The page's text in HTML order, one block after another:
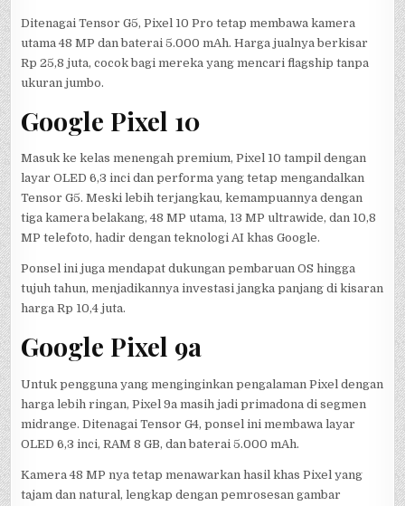
Ditenagai Tensor G5, Pixel 10 Pro tetap membawa kamera
utama 48 MP dan baterai 5.000 mAh. Harga jualnya berkisar
Rp 25,8 juta, cocok bagi mereka yang mencari flagship tanpa
ukuran jumbo.
Google Pixel 10
Masuk ke kelas menengah premium, Pixel 10 tampil dengan
layar OLED 6,3 inci dan performa yang tetap mengandalkan
Tensor G5. Meski lebih terjangkau, kemampuannya dengan
tiga kamera belakang, 48 MP utama, 13 MP ultrawide, dan 10,8
MP telefoto, hadir dengan teknologi AI khas Google.
Ponsel ini juga mendapat dukungan pembaruan OS hingga
tujuh tahun, menjadikannya investasi jangka panjang di kisaran
harga Rp 10,4 juta.
Google Pixel 9a
Untuk pengguna yang menginginkan pengalaman Pixel dengan
harga lebih ringan, Pixel 9a masih jadi primadona di segmen
midrange. Ditenagai Tensor G4, ponsel ini membawa layar
OLED 6,3 inci, RAM 8 GB, dan baterai 5.000 mAh.
Kamera 48 MP nya tetap menawarkan hasil khas Pixel yang
tajam dan natural, lengkap dengan pemrosesan gambar